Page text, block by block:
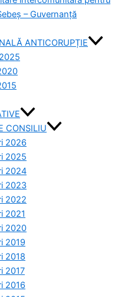
– Guvernanță
ANTICORUPȚIE
CONSILIU
2026
2025
2024
2023
2022
2021
2020
2019
2018
2017
2016